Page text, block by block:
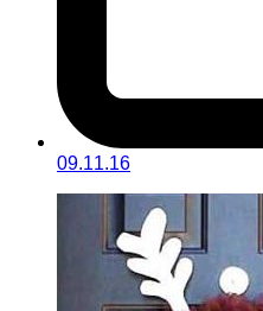
09.11.16